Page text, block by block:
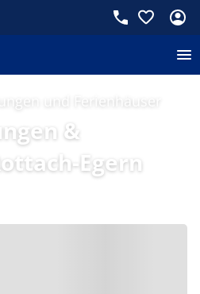
und Ferienhäuser
&
Egern